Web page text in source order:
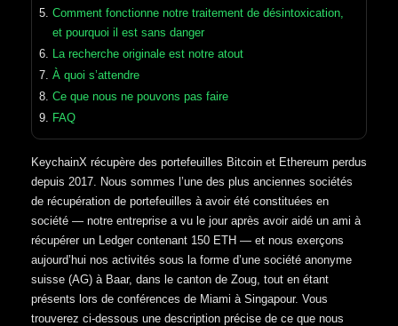
Comment fonctionne notre traitement de désintoxication,
et pourquoi il est sans danger
La recherche originale est notre atout
À quoi s’attendre
Ce que nous ne pouvons pas faire
FAQ
KeychainX récupère des portefeuilles Bitcoin et Ethereum perdus
depuis 2017. Nous sommes l’une des plus anciennes sociétés
de récupération de portefeuilles à avoir été constituées en
société — notre entreprise a vu le jour après avoir aidé un ami à
récupérer un Ledger contenant 150 ETH — et nous exerçons
aujourd’hui nos activités sous la forme d’une société anonyme
suisse (AG) à Baar, dans le canton de Zoug, tout en étant
présents lors de conférences de Miami à Singapour. Vous
trouverez ci-dessous une description précise de ce que nous